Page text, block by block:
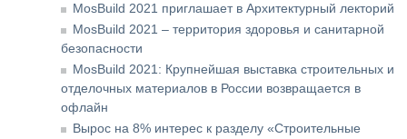
MosBuild 2021 приглашает в Архитектурный лекторий
MosBuild 2021 – территория здоровья и санитарной
безопасности
MosBuild 2021: Крупнейшая выставка строительных и
отделочных материалов в России возвращается в
офлайн
Вырос на 8% интерес к разделу «Строительные